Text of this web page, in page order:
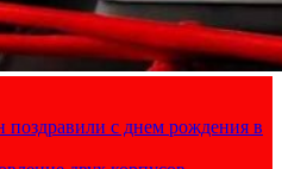
с днем рождения в